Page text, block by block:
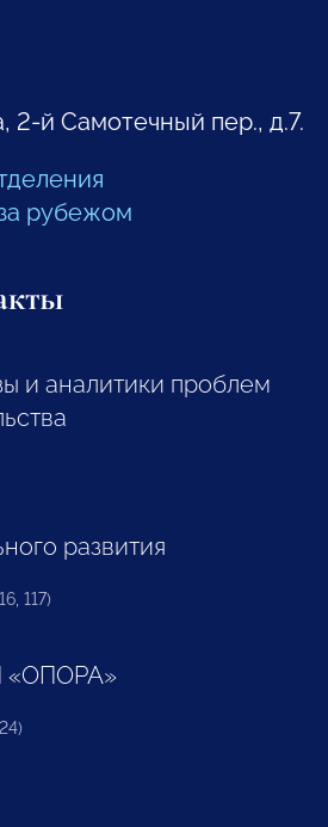
2-й Самотечный пер., д.7.
рубежом
и аналитики проблем
развития
117)
«ОПОРА»